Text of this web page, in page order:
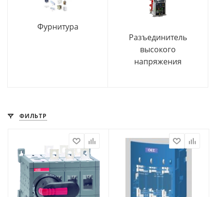
Фурнитура
Разъединитель
высокого
напряжения
ФИЛЬТР